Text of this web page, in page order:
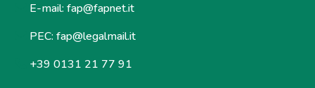
E-mail: fap@fapnet.it
PEC: fap@legalmail.it
+39 0131 21 77 91